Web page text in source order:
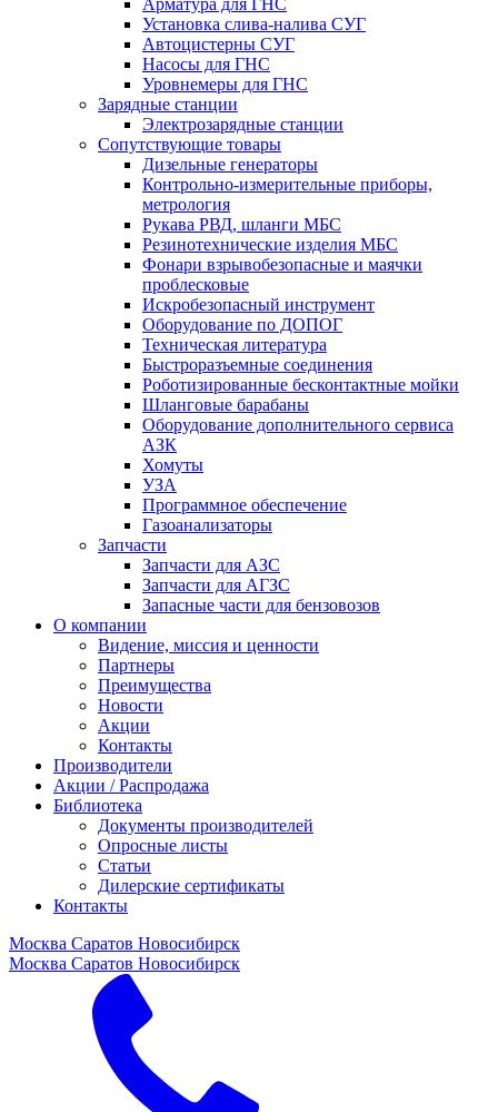
Арматура для ГНС
Установка слива-налива СУГ
Автоцистерны СУГ
Насосы для ГНС
Уровнемеры для ГНС
Зарядные станции
Электрозарядные станции
Сопутствующие товары
Дизельные генераторы
Контрольно-измерительные приборы,
метрология
Рукава РВД, шланги МБС
Резинотехнические изделия МБС
Фонари взрывобезопасные и маячки
проблесковые
Искробезопасный инструмент
Оборудование по ДОПОГ
Техническая литература
Быстроразъемные соединения
Роботизированные бесконтактные мойки
Шланговые барабаны
Оборудование дополнительного сервиса
АЗК
Хомуты
УЗА
Программное обеспечение
Газоанализаторы
Запчасти
Запчасти для АЗС
Запчасти для АГЗС
Запасные части для бензовозов
О компании
Видение, миссия и ценности
Партнеры
Преимущества
Новости
Акции
Контакты
Производители
Акции / Распродажа
Библиотека
Документы производителей
Опросные листы
Статьи
Дилерские сертификаты
Контакты
Москва Саратов Новосибирск
Москва Саратов Новосибирск